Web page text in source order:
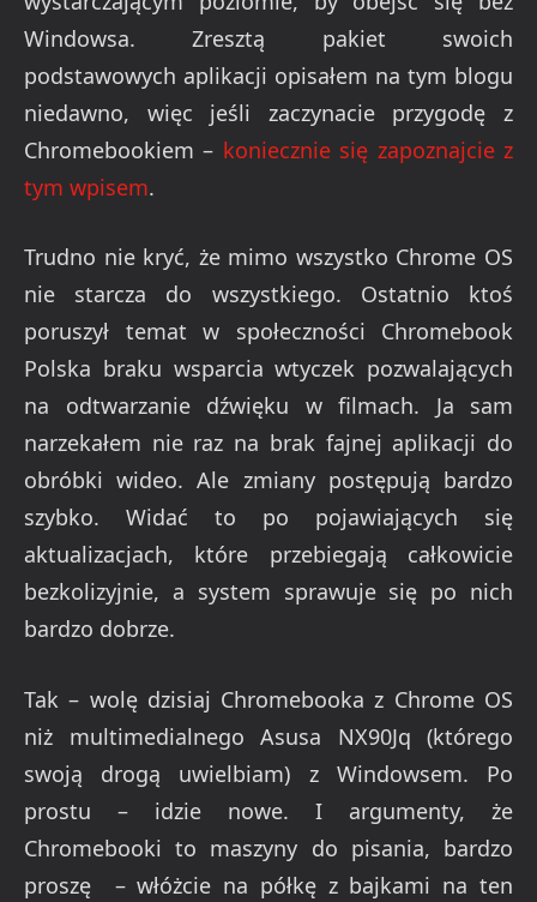
Windowsa. Zresztą pakiet swoich
podstawowych aplikacji opisałem na tym blogu
niedawno, więc jeśli zaczynacie przygodę z
Chromebookiem – koniecznie się zapoznajcie z
tym wpisem.
Trudno nie kryć, że mimo wszystko Chrome OS
nie starcza do wszystkiego. Ostatnio ktoś
poruszył temat w społeczności Chromebook
Polska braku wsparcia wtyczek pozwalających
na odtwarzanie dźwięku w filmach. Ja sam
narzekałem nie raz na brak fajnej aplikacji do
obróbki wideo. Ale zmiany postępują bardzo
szybko. Widać to po pojawiających się
aktualizacjach, które przebiegają całkowicie
bezkolizyjnie, a system sprawuje się po nich
bardzo dobrze.
Tak – wolę dzisiaj Chromebooka z Chrome OS
niż multimedialnego Asusa NX90Jq (którego
swoją drogą uwielbiam) z Windowsem. Po
prostu – idzie nowe. I argumenty, że
Chromebooki to maszyny do pisania, bardzo
proszę – włóżcie na półkę z bajkami na ten